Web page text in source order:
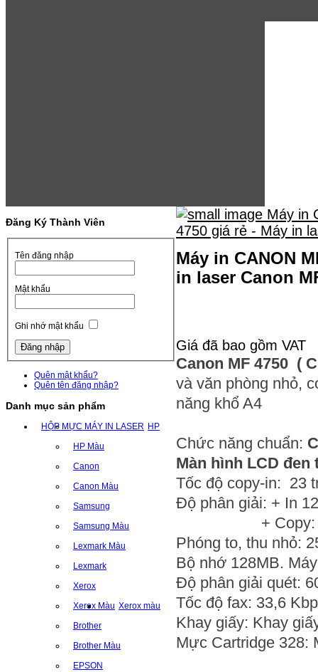
Đăng Ký Thành Viên
Tên đăng nhập
Mật khẩu
Ghi nhớ mật khẩu
Quên mật khẩu?
Quên tên đăng nhập?
Danh mục sản phẩm
HỘP MỰC MÁY IN LASER HP
HP Màu
Canon
Canon Màu
Samsung
Samsung Màu
Lexmark Màu
Lexmark
Xerox
Xerox Màu Xerox màu
Brother
Brother Màu
EPSON
Máy in CANON
in laser Canon
Giá đã bao gồm VAT
Canon MF 4750 (
và văn phòng nhỏ,
năng khổ A4
Chức năng chuẩn:
Màn hình LCD
Tốc độ copy-in: 23
Độ phân giải: + In
+ Copy: 600
Phóng to, thu nhỏ:
Bộ nhớ 128MB.
Độ phân giải quét:
Tốc độ fax: 33,6
Khay giấy: Khay
Mực Cartridge 328: